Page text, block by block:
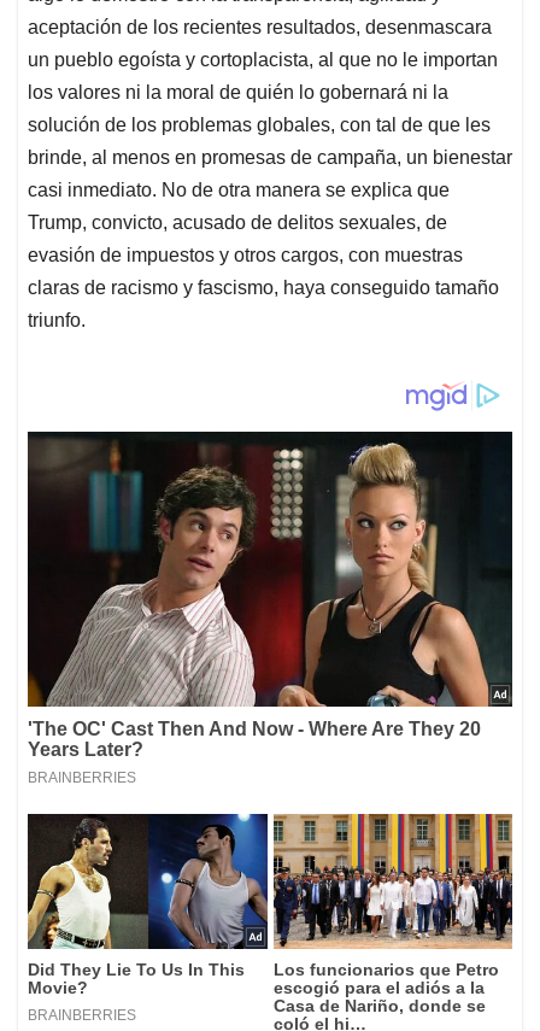
aceptación de los recientes resultados, desenmascara
un pueblo egoísta y cortoplacista, al que no le importan
los valores ni la moral de quién lo gobernará ni la
solución de los problemas globales, con tal de que les
brinde, al menos en promesas de campaña, un bienestar
casi inmediato. No de otra manera se explica que
Trump, convicto, acusado de delitos sexuales, de
evasión de impuestos y otros cargos, con muestras
claras de racismo y fascismo, haya conseguido tamaño
triunfo.